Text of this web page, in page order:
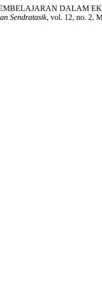
DALAM
Sendratasik, vol. 12, no. 2,